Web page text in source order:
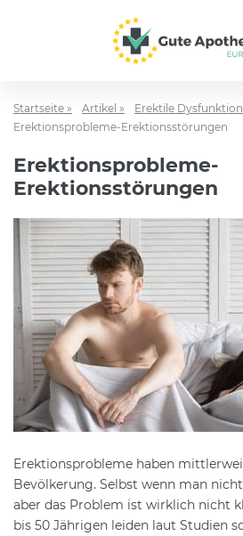
Startseite » Artikel »
Erektile
Erektionsprobleme-Erektionsstörungen
Erektionsprobleme-
Erektionsstörungen
Erektionsprobleme haben
Bevölkerung. Selbst wenn man
aber das Problem ist wirklich nicht
bis 50 Jährigen leiden laut Studien